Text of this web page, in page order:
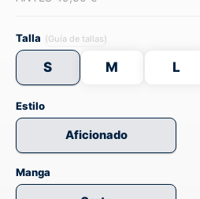
Talla (Guía de tallas)
S M L
Estilo
Aficionado
Manga